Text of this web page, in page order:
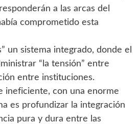
a las arcas del
comprometido esta
un sistema integrado, donde el
“la tensión” entre
entre instituciones.
ineficiente, con una enorme
es profundizar la integración
pura y dura entre las